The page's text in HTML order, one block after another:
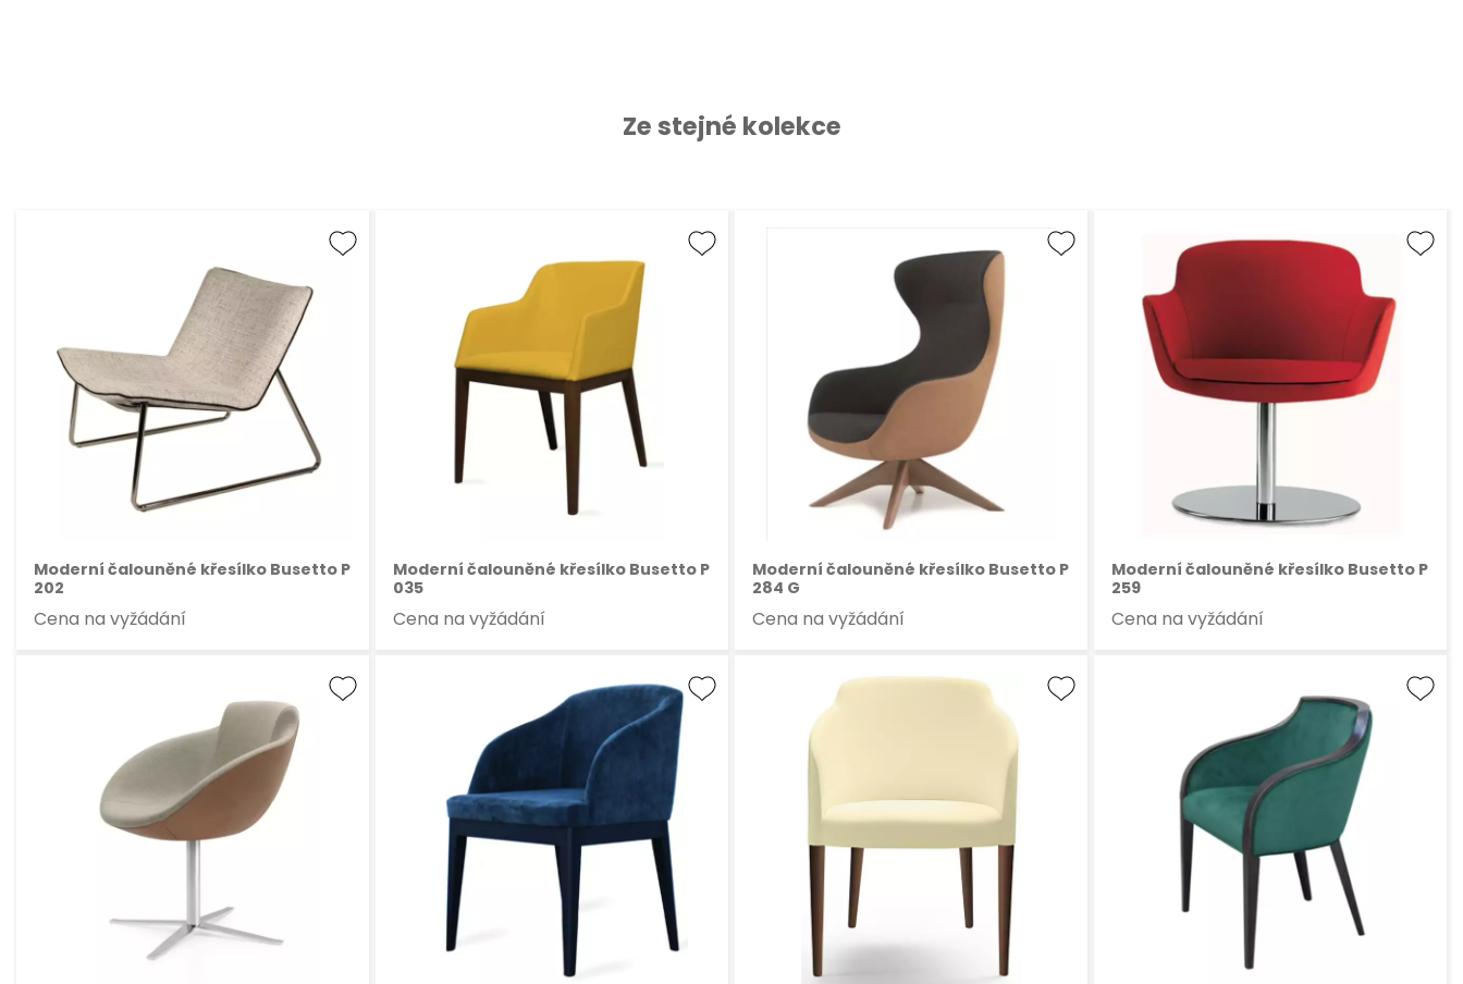
Ze stejné kolekce
Moderní čalouněné křesílko Busetto P
202
Cena na vyžádání
Moderní čalouněné křesílko Busetto P
035
Cena na vyžádání
Moderní čalouněné křesílko Busetto P
284 G
Cena na vyžádání
Moderní čalouněné křesílko Busetto P
259
Cena na vyžádání